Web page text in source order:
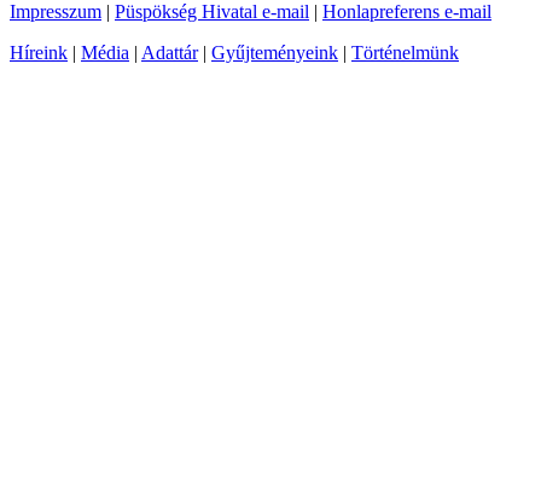
Impresszum | Püspökség Hivatal e-mail | Honlapreferens e-mail
Híreink | Média | Adattár| Gyűjteményeink | Történelmünk